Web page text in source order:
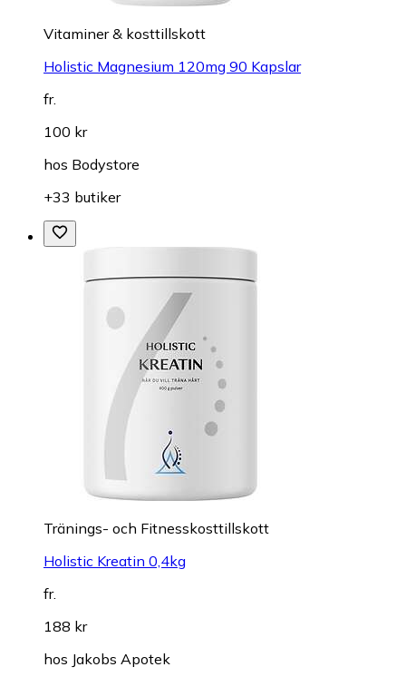
Vitaminer & kosttillskott
Holistic Magnesium 120mg 90 Kapslar
fr.
100 kr
hos Bodystore
+33 butiker
Tränings- och Fitnesskosttillskott
Holistic Kreatin 0,4kg
fr.
188 kr
hos Jakobs Apotek